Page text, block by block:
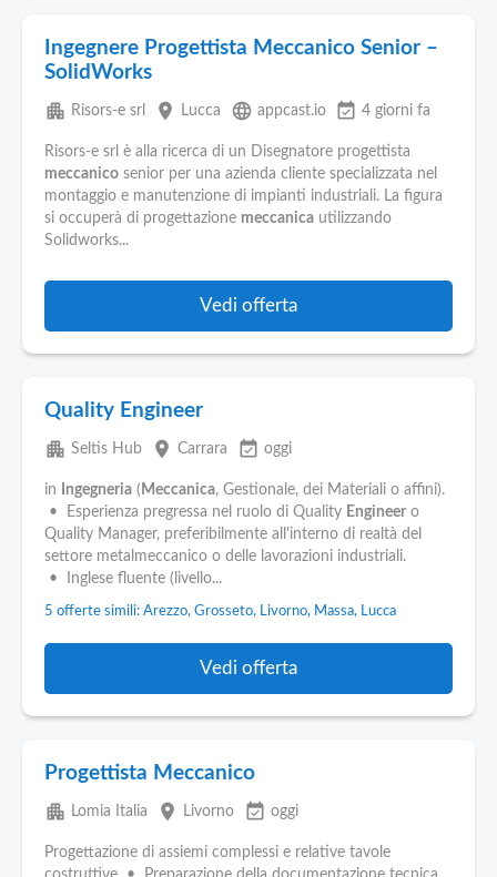
Ingegnere Progettista Meccanico Senior –
SolidWorks
apartment Risors-e srl place Lucca language appcast.io event_available 4 giorni fa
Risors-e srl è alla ricerca di un Disegnatore progettista
meccanico senior per una azienda cliente specializzata nel
montaggio e manutenzione di impianti industriali. La figura
si occuperà di progettazione meccanica utilizzando
Solidworks...
Vedi offerta
Quality Engineer
apartment Seltis Hub place Carrara event_available oggi
in Ingegneria ( Meccanica, Gestionale, dei Materiali o affini).
• Esperienza pregressa nel ruolo di Quality Engineer o
Quality Manager, preferibilmente all'interno di realtà del
settore metalmeccanico o delle lavorazioni industriali.
• Inglese fluente (livello...
5 offerte simili: Arezzo, Grosseto, Livorno, Massa, Lucca
Vedi offerta
Progettista Meccanico
apartment Lomia Italia place Livorno event_available oggi
Progettazione di assiemi complessi e relative tavole